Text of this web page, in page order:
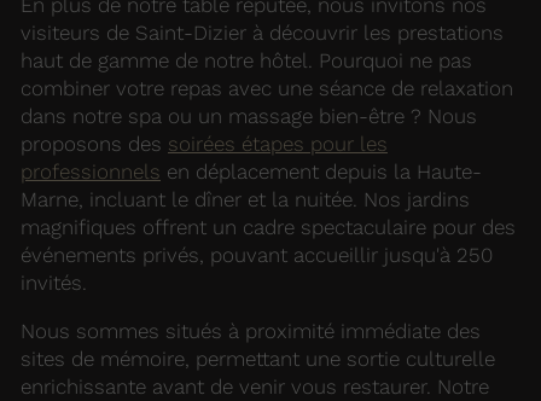
En plus de notre table réputée, nous invitons nos
visiteurs de Saint-Dizier à découvrir les prestations
haut de gamme de notre hôtel. Pourquoi ne pas
combiner votre repas avec une séance de relaxation
dans notre spa ou un massage bien-être ? Nous
proposons des soirées étapes pour les
professionnels en déplacement depuis la Haute-
Marne, incluant le dîner et la nuitée. Nos jardins
magnifiques offrent un cadre spectaculaire pour des
événements privés, pouvant accueillir jusqu'à 250
invités.
Nous sommes situés à proximité immédiate des
sites de mémoire, permettant une sortie culturelle
enrichissante avant de venir vous restaurer. Notre